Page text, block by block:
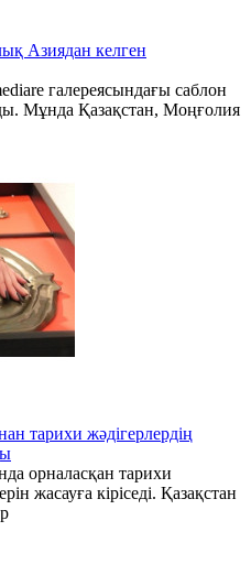
Азиядан келген
галереясындағы саблон
Мұнда Қазақстан, Моңғолия
тарихи жәдігерлердің
орналасқан тарихи
жасауға кіріседі. Қазақстан